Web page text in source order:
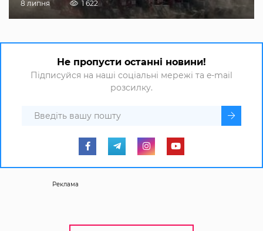
8 липня 1 622
Не пропусти останні новини!
Підписуйся на наші соціальні мережі та e-mail
розсилку.
Реклама